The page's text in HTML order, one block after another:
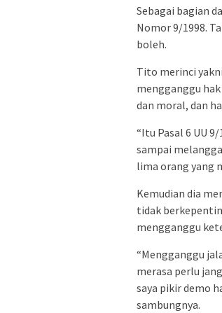
Sebagai bagian
Nomor 9/1998.
boleh.
Tito merinci
mengganggu
dan moral, dan
“Itu Pasal 6 UU
sampai
lima orang yang
Kemudian dia
tidak
mengganggu
“Mengganggu
merasa perlu
saya pikir demo
sambungnya.